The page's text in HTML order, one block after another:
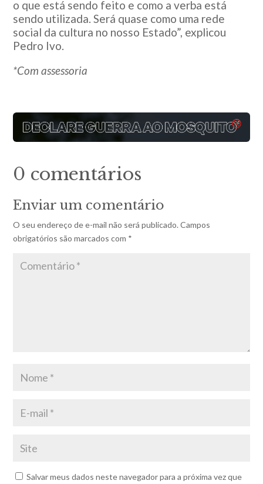
o que está sendo feito e como a verba está
sendo utilizada. Será quase como uma rede
social da cultura no nosso Estado”, explicou
Pedro Ivo.
*Com assessoria
0 comentários
Enviar um comentário
O seu endereço de e-mail não será publicado. Campos
obrigatórios são marcados com *
Salvar meus dados neste navegador para a próxima vez que